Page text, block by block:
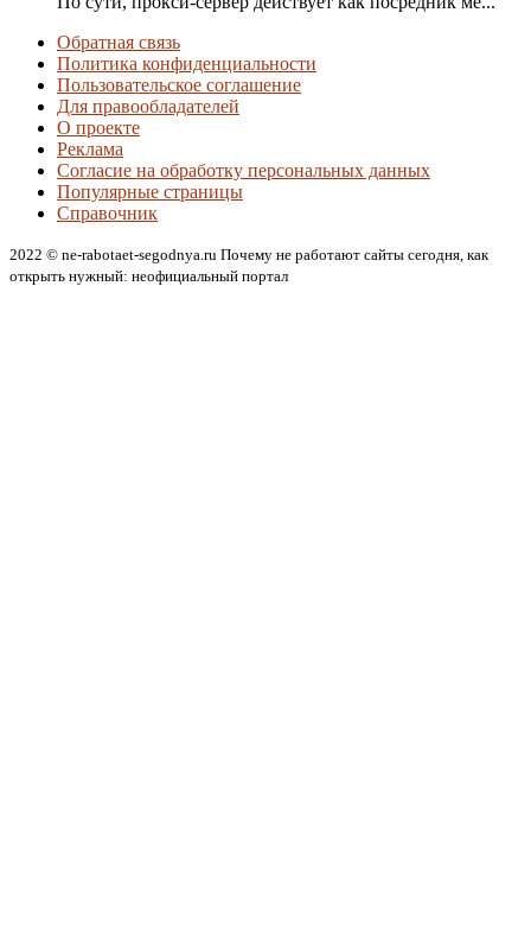
Обратная связь
Политика конфиденциальности
Пользовательское соглашение
Для правообладателей
О проекте
Реклама
Согласие на обработку персональных данных
Популярные страницы
Справочник
2022 © ne-rabotaet-segodnya.ru Почему не работают сайты сегодня, как
открыть нужный: неофициальный портал